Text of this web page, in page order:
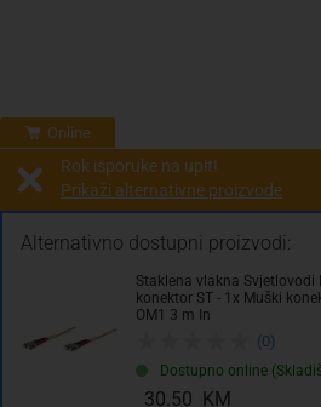
Online
Alternativno dostupni proizvodi:
Staklena vlakna
konektor ST - 1x Muški
OM1 3 m In
(0)
Dostupno online
30.50 KM
Rok isporuke na upit!
Prikaži alternativne proizvode
Prodaja i slanje od: Architektengruppe S71
Cijena na upit
0.00 KM